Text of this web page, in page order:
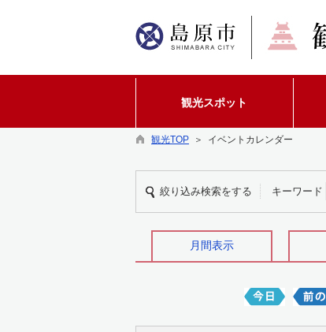
観光スポット
観光TOP ＞ イベントカレンダー
絞り込み検索をする キーワード
月間表示